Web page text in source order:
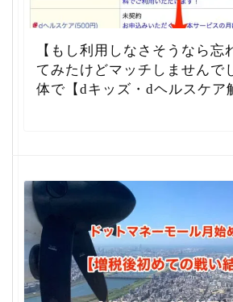
【もし利用しなさそうなら忘
てみたけどマッチしませんで
体で【dキッズ・dヘルスケア